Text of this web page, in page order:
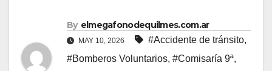
By elmegafonodequilmes.com.ar
MAY 10, 2026 #Accidente de tránsito,
#Bomberos Voluntarios, #Comisaría 9ª,